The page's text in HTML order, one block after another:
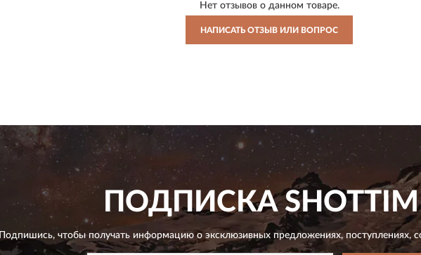
Нет отзывов о данном товаре.
НАПИСАТЬ ОТЗЫВ ИЛИ ВОПРОС
ПОДПИСКА
Подпишись, чтобы получать информацию о эксклюзивных предложениях,поступлениях,